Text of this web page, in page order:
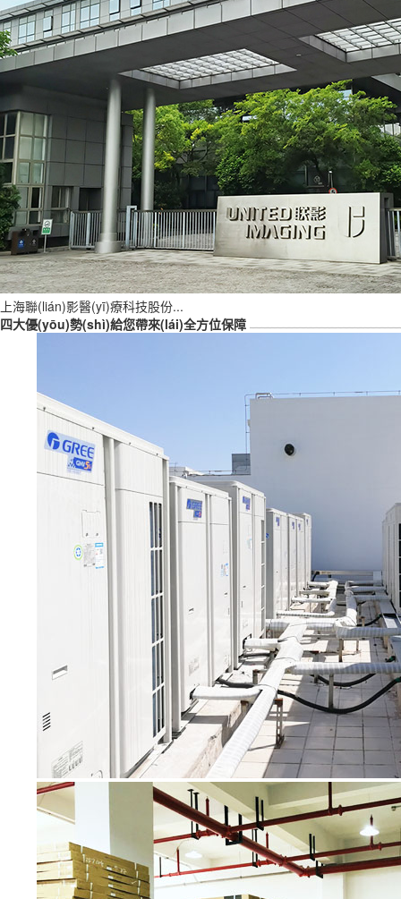
上海聯(lián)影醫(yī)療科技股份...
四大優(yōu)勢(shì)給您帶來(lái)全方位保障